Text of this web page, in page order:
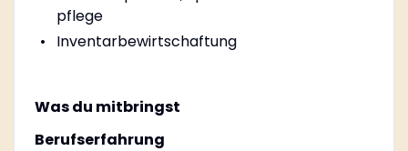
pflege
Inventarbewirtschaftung
Was du mitbringst
Berufserfahrung